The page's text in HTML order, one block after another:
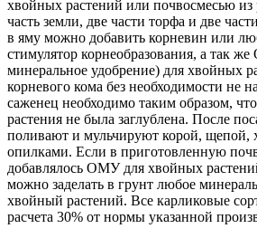
хвойных растений или почвосмесью из
часть земли, две части торфа и две
в яму можно добавить корневин или
стимулятор корнеобразования, а так
минеральное удобрение) для хвойных
корневого кома без необходимости не
саженец необходимо таким образом,
растения не была заглублена. После
поливают и мульчируют корой, щепой,
опилками. Если в приготовленную
добавлялось ОМУ для хвойных
можно заделать в грунт любое
хвойный растений. Все карликовые
расчета 30% от нормы указанной